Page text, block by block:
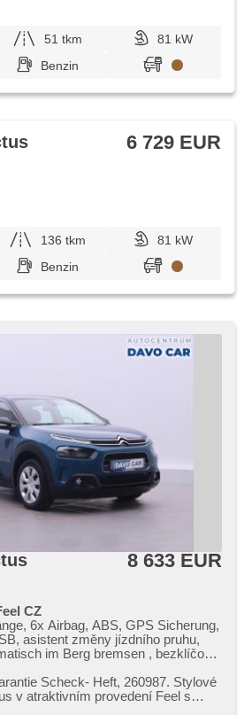
51 tkm
81 kW
Benzin
6 729 EUR
136 tkm
81 kW
Benzin
8 633 EUR
CZ
6x Airbag, ABS, GPS Sicherung,
asistent změny jízdního pruhu,
im Berg bremsen , bezklíčové
digitální příjem rádia (DAB),
Scheck​- Heft,​ 260987. Stylové
v atraktivním provedení Feel s